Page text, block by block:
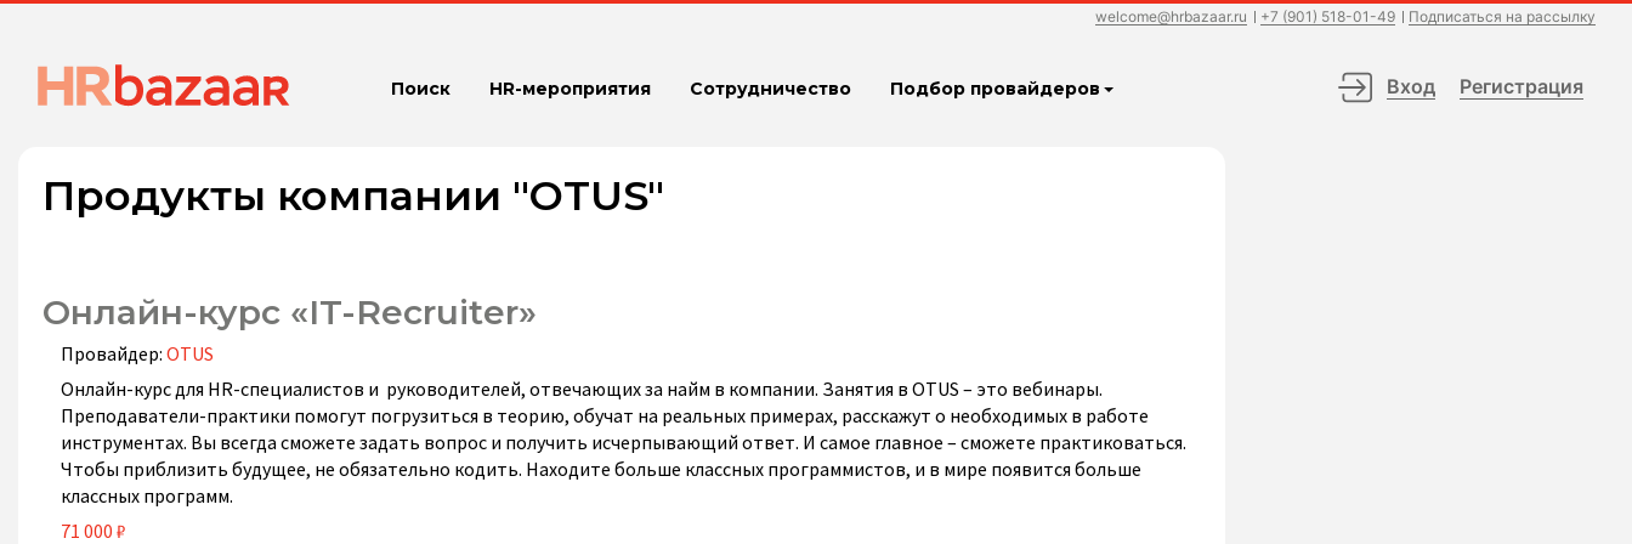
welcome@hrbazaar.ru +7 (901) 518-01-49 Подписаться на рассылку
Поиск HR-мероприятия Сотрудничество Подбор провайдеров Вход Регистрация
Продукты компании "OTUS"
Онлайн-курс «IT-Recruiter»
Провайдер: OTUS
Онлайн-курс для HR-специалистов и руководителей, отвечающих за найм в компании. Занятия в OTUS – это вебинары.
Преподаватели-практики помогут погрузиться в теорию, обучат на реальных примерах, расскажут о необходимых в работе
инструментах. Вы всегда сможете задать вопрос и получить исчерпывающий ответ. И самое главное – сможете практиковаться.
Чтобы приблизить будущее, не обязательно кодить. Находите больше классных программистов, и в мире появится больше
классных программ.
71 000 ₽